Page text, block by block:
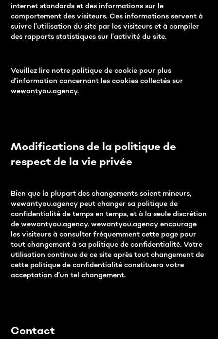
internet standards et des informations sur le
comportement des visiteurs. Ces informations servent à
suivre l’utilisation du site par les visiteurs et à compiler
des rapports statistiques sur l’activité du site.
Veuillez lire notre politique de cookie pour plus
d’information concernant les cookies collectés sur
wewantyou.agency.
Modifications de la politique de
respect de la vie privée
Bien que la plupart des changements soient mineurs,
wewantyou.agency peut changer sa politique de
confidentialité de temps en temps, et à la seule discrétion
de wewantyou.agency. wewantyou.agency encourage
les visiteurs à consulter fréquemment cette page pour
tout changement à sa politique de confidentialité. Votre
utilisation continue de ce site après tout changement de
cette politique de confidentialité constituera votre
acceptation d’un tel changement.
Contact